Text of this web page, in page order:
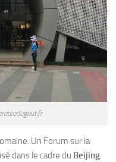
Un Forum sur la
dans le cadre du Beijing